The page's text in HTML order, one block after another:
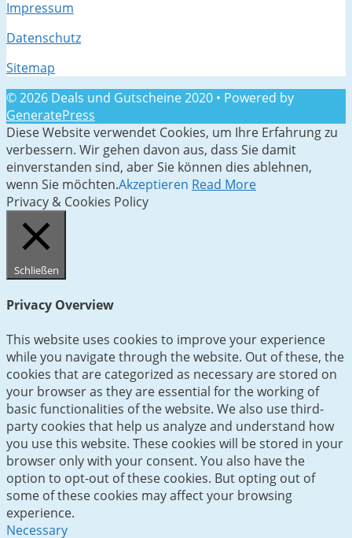
Impressum
Datenschutz
Sitemap
© 2026 Deals und Gutscheine 2020 • Powered by
GeneratePress
Diese Website verwendet Cookies, um Ihre Erfahrung zu
verbessern. Wir gehen davon aus, dass Sie damit
einverstanden sind, aber Sie können dies ablehnen,
wenn Sie möchten.Akzeptieren Read More
Privacy & Cookies Policy
Schließen
Privacy Overview
This website uses cookies to improve your experience
while you navigate through the website. Out of these, the
cookies that are categorized as necessary are stored on
your browser as they are essential for the working of
basic functionalities of the website. We also use third-
party cookies that help us analyze and understand how
you use this website. These cookies will be stored in your
browser only with your consent. You also have the
option to opt-out of these cookies. But opting out of
some of these cookies may affect your browsing
experience.
Necessary